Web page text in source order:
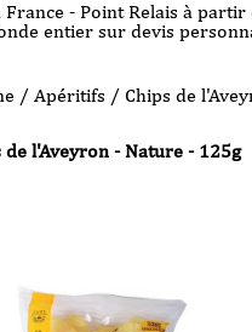
France - Point Relais à
entier sur devis
/ Apéritifs / Chips de
de l'Aveyron - Nature - 125g